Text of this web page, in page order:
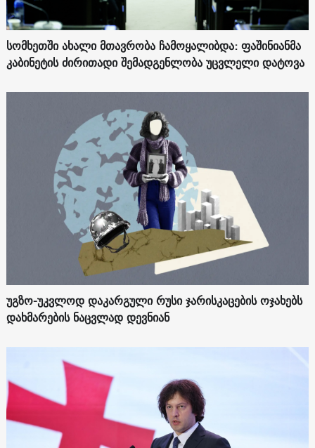
სომხეთში ახალი მთავრობა ჩამოყალიბდა: ფაშინიანმა
კაბინეტის ძირითადი შემადგენლობა უცვლელი დატოვა
უგზო-უკვლოდ დაკარგული რუსი ჯარისკაცების ოჯახებს
დახმარების ნაცვლად დევნიან